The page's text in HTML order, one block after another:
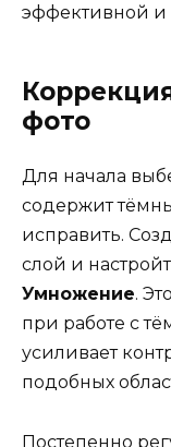
эффективной и
фото
Для начала
содержит
исправить.
слой и
Умножение.
при работе с
усиливает
подобных
Постепенно